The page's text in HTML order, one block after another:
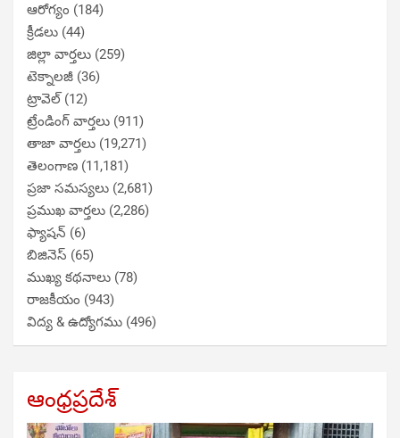
ఆరోగ్యం (184)
క్రీడలు (44)
జిల్లా వార్తలు (259)
టెక్నాలజీ (36)
ట్రావెల్(12)
ట్రేండింగ్ వార్తలు (911)
తాజా వార్తలు (19,271)
తెలంగాణ (11,181)
ప్రజా సమస్యలు (2,681)
ప్రముఖ వార్తలు (2,286)
ఫ్యాషన్ (6)
బిజినెస్ (65)
ముఖ్య కథనాలు (78)
రాజకీయం (943)
విద్య & ఉద్యోగము (496)
ఆంధ్రప్రదేశ్